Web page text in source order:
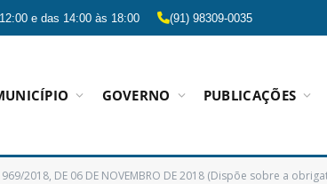
e das 14:00 às 18:00 (91) 98309-0035
GOVERNO PUBLICAÇÕES
DE 06 DE NOVEMBRO DE 2018 (Dispõe sobre a obrigatoriedade de contratação de adolescentes, jovens e idosos pelas empresas